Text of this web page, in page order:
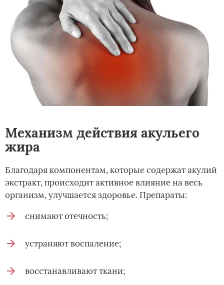
Механизм действия акульего
жира
Благодаря компонентам, которые содержат акулий
экстракт, происходит активное влияние на весь
организм, улучшается здоровье. Препараты:
снимают отечность;
устраняют воспаление;
восстанавливают ткани;